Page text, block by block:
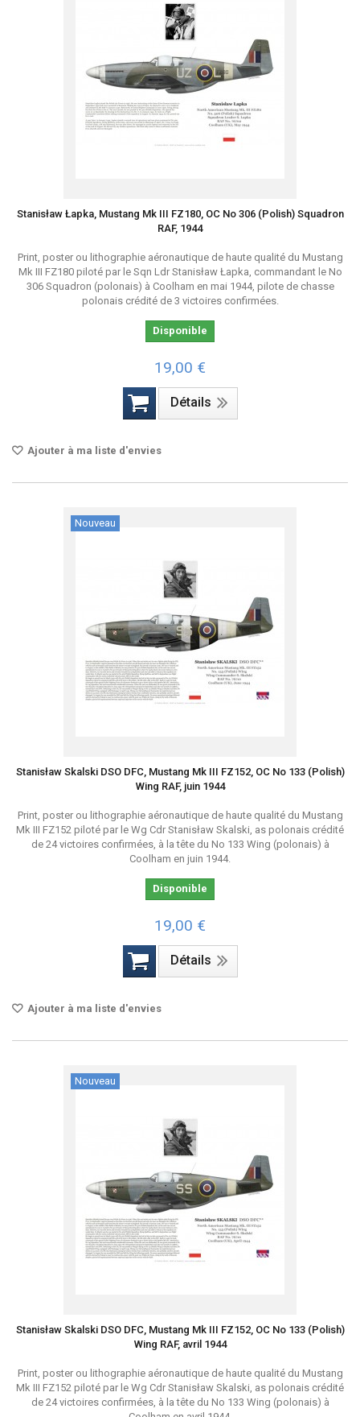
Stanisław Łapka, Mustang Mk III FZ180, OC No 306 (Polish) Squadron
RAF, 1944
Print, poster ou lithographie aéronautique de haute qualité du Mustang
Mk III FZ180 piloté par le Sqn Ldr Stanisław Łapka, commandant le No
306 Squadron (polonais) à Coolham en mai 1944, pilote de chasse
polonais crédité de 3 victoires confirmées.
Disponible
19,00 €
Détails
Ajouter à ma liste d'envies
Nouveau
Stanisław Skalski DSO DFC, Mustang Mk III FZ152, OC No 133 (Polish)
Wing RAF, juin 1944
Print, poster ou lithographie aéronautique de haute qualité du Mustang
Mk III FZ152 piloté par le Wg Cdr Stanisław Skalski, as polonais crédité
de 24 victoires confirmées, à la tête du No 133 Wing (polonais) à
Coolham en juin 1944.
Disponible
19,00 €
Détails
Ajouter à ma liste d'envies
Nouveau
Stanisław Skalski DSO DFC, Mustang Mk III FZ152, OC No 133 (Polish)
Wing RAF, avril 1944
Print, poster ou lithographie aéronautique de haute qualité du Mustang
Mk III FZ152 piloté par le Wg Cdr Stanisław Skalski, as polonais crédité
de 24 victoires confirmées, à la tête du No 133 Wing (polonais) à